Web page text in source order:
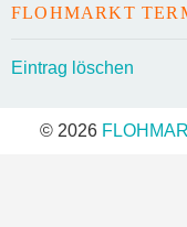
AGB`s
FLOHMARKT
Eintrag löschen
© 2026